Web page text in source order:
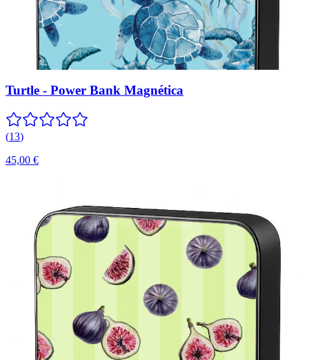
Turtle - Power Bank Magnética
(13)
45,00 €